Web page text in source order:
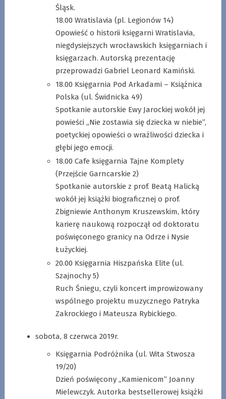
Śląsk.
18.00 Wratislavia (pl. Legionów 14)
Opowieść o historii księgarni Wratislavia,
niegdysiejszych wrocławskich księgarniach i
księgarzach. Autorską prezentację
przeprowadzi Gabriel Leonard Kamiński.
18.00 Księgarnia Pod Arkadami – Książnica
Polska (ul. Świdnicka 49)
Spotkanie autorskie Ewy Jarockiej wokół jej
powieści „Nie zostawia się dziecka w niebie”,
poetyckiej opowieści o wrażliwości dziecka i
głębi jego emocji.
18.00 Cafe księgarnia Tajne Komplety
(Przejście Garncarskie 2)
Spotkanie autorskie z prof. Beatą Halicką
wokół jej książki biograficznej o prof.
Zbigniewie Anthonym Kruszewskim, który
karierę naukową rozpoczął od doktoratu
poświęconego granicy na Odrze i Nysie
Łużyckiej.
20.00 Księgarnia Hiszpańska Elite (ul.
Szajnochy 5)
Ruch Śniegu, czyli koncert improwizowany
wspólnego projektu muzycznego Patryka
Zakrockiego i Mateusza Rybickiego.
sobota, 8 czerwca 2019r.
Księgarnia Podróżnika (ul. Wita Stwosza
19/20)
Dzień poświęcony „Kamienicom” Joanny
Mielewczyk. Autorka bestsellerowej książki